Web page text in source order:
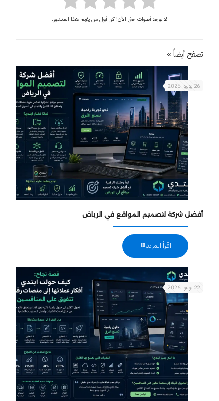
لا توجد أصوات حتى الآن! كن أول من يقيم هذا المنشور.
تصفح أيضاً »
26 يوليو، 2026
أفضل شركة لتصميم المواقع في الرياض
اقرأ المزيد
22 يوليو، 2026